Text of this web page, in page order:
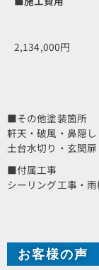
2,134,000円
■その他塗装箇所
軒天・破風・鼻隠
土台水切り・玄関扉
■付属工事
シーリング工事・
お客様の声